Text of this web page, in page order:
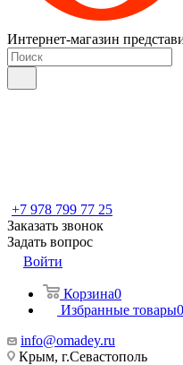
Интернет-магазин
+7 978 799 77 25
Заказать звонок
Задать вопрос
Войти
Корзина0
Избранные товары0
info@omadey.ru
Крым, г.Севастополь